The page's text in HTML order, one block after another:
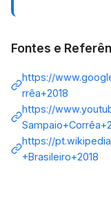
Fontes e
https://
rrêa+2018
https://
https://
+Brasileiro+2018